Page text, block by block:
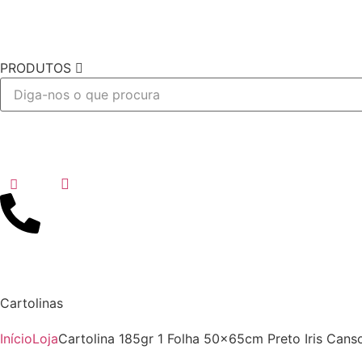
PRODUTOS
Cartolinas
InícioLojaCartolina 185gr 1 Folha 50x65cm Preto Iris